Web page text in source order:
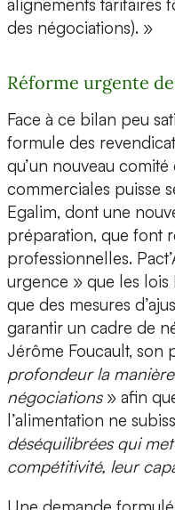
alignements tarifaires
des négociations). »
Réforme urgente
Face à ce bilan peu
formule des
qu’un nouveau
commerciales puisse
Egalim, dont une
préparation, que font
professionnelles.
urgence » que les lois
que des mesures
garantir un cadre de
Jérôme Foucault, son
profondeur la
négociations» afin
l’alimentation ne
déséquilibrées qui
compétitivité, leur